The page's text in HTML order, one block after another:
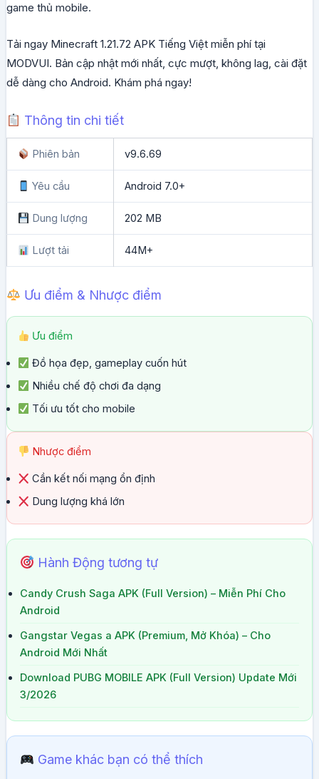
game thủ mobile.
Tải ngay Minecraft 1.21.72 APK Tiếng Việt miễn phí tại
MODVUI. Bản cập nhật mới nhất, cực mượt, không lag, cài đặt
dễ dàng cho Android. Khám phá ngay!
Thông tin chi tiết
Phiên bản v9.6.69
Yêu cầu Android 7.0+
Dung lượng 202 MB
Lượt tải 44M+
Ưu điểm & Nhược điểm
Ưu điểm
Đồ họa đẹp, gameplay cuốn hút
Nhiều chế độ chơi đa dạng
Tối ưu tốt cho mobile
Nhược điểm
Cần kết nối mạng ổn định
Dung lượng khá lớn
Hành Động tương tự
Candy Crush Saga APK (Full Version) – Miễn Phí Cho
Android
Gangstar Vegas a APK (Premium, Mở Khóa) – Cho
Android Mới Nhất
Download PUBG MOBILE APK (Full Version) Update Mới
3/2026
Game khác bạn có thể thích